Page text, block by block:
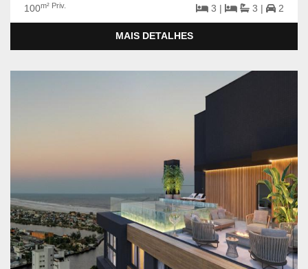
100m² Priv. 3 | 3 | 2
MAIS DETALHES